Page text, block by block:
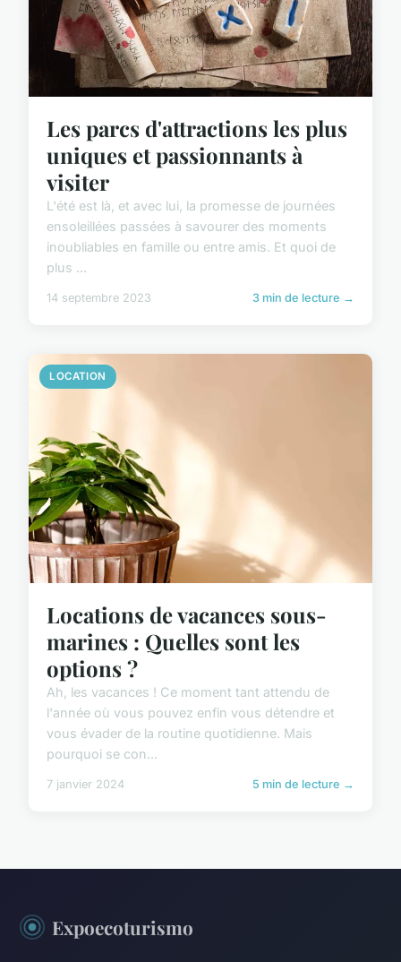
Les parcs d'attractions les plus
uniques et passionnants à
visiter
L'été est là, et avec lui, la promesse de journées
ensoleillées passées à savourer des moments
inoubliables en famille ou entre amis. Et quoi de
plus ...
14 septembre 2023 3 min de lecture →
LOCATION
Locations de vacances sous-
marines : Quelles sont les
options ?
Ah, les vacances ! Ce moment tant attendu de
l'année où vous pouvez enfin vous détendre et
vous évader de la routine quotidienne. Mais
pourquoi se con...
7 janvier 2024 5 min de lecture →
Expoecoturismo